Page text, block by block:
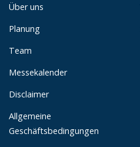
Über uns
Planung
Team
Messekalender
Disclaimer
Allgemeine
Geschäftsbedingungen